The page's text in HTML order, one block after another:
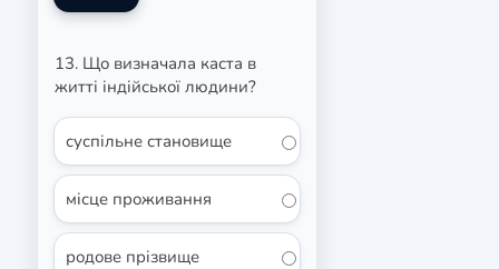
13. Що визначала каста в
житті індійської людини?
суспільне становище
місце проживання
родове прізвище